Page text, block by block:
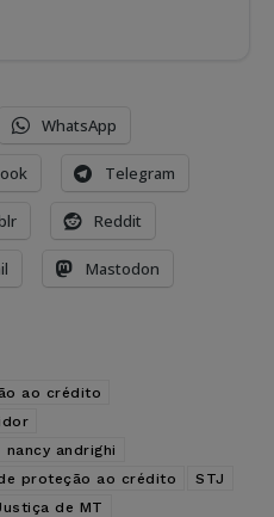
WhatsApp
Telegram
Reddit
Mastodon
ao crédito
nancy andrighi
proteção ao crédito
STJ
de MT